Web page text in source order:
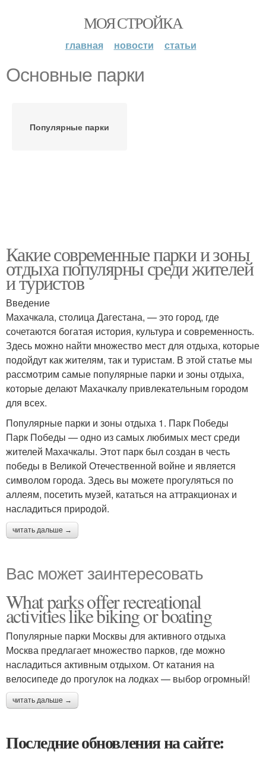
МОЯ СТРОЙКА
главная новости статьи
Основные парки
Популярные парки
Какие современные парки и зоны
отдыха популярны среди жителей
и туристов
Введение
Махачкала, столица Дагестана, — это город, где
сочетаются богатая история, культура и современность.
Здесь можно найти множество мест для отдыха, которые
подойдут как жителям, так и туристам. В этой статье мы
рассмотрим самые популярные парки и зоны отдыха,
которые делают Махачкалу привлекательным городом
для всех.
Популярные парки и зоны отдыха 1. Парк Победы
Парк Победы — одно из самых любимых мест среди
жителей Махачкалы. Этот парк был создан в честь
победы в Великой Отечественной войне и является
символом города. Здесь вы можете прогуляться по
аллеям, посетить музей, кататься на аттракционах и
насладиться природой.
читать дальше →
Вас может заинтересовать
What parks offer recreational
activities like biking or boating
Популярные парки Москвы для активного отдыха
Москва предлагает множество парков, где можно
насладиться активным отдыхом. От катания на
велосипеде до прогулок на лодках — выбор огромный!
читать дальше →
Последние обновления на сайте: